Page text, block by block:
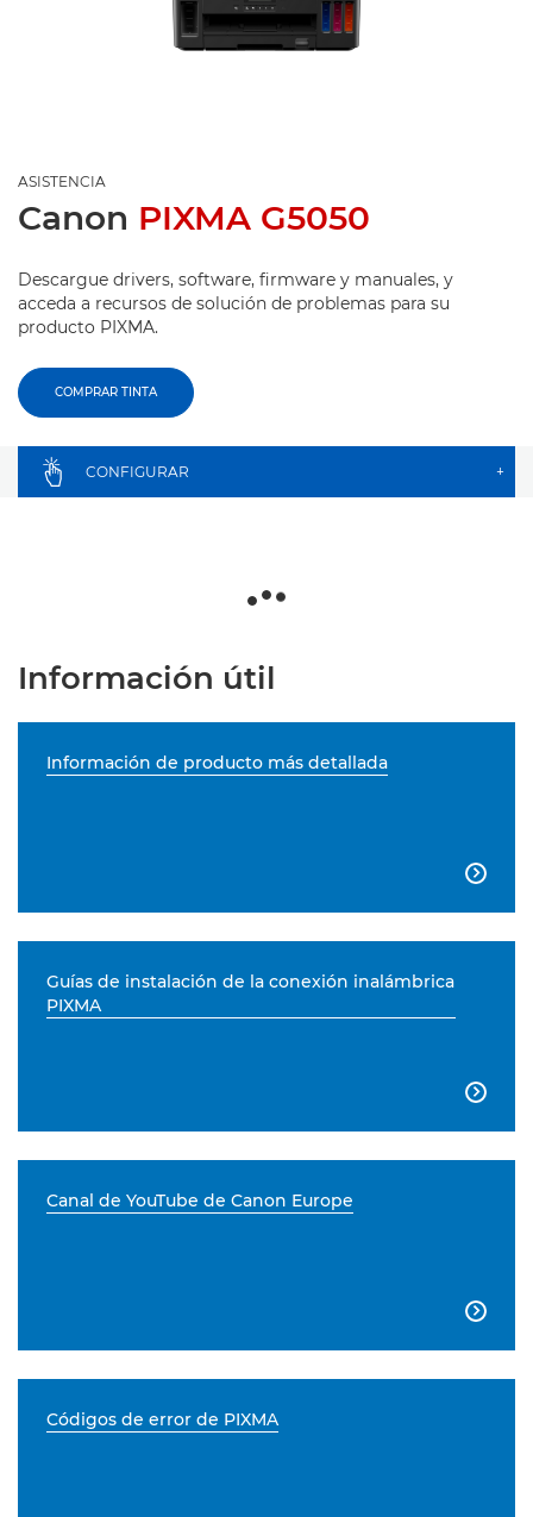
ASISTENCIA
Canon PIXMA G5050
Descargue drivers, software, firmware y manuales, y
acceda a recursos de solución de problemas para su
producto PIXMA.
COMPRAR TINTA
CONFIGURAR +
Información útil
Información de producto más detallada

Guías de instalación de la conexión inalámbrica
PIXMA

Canal de YouTube de Canon Europe

Códigos de error de PIXMA